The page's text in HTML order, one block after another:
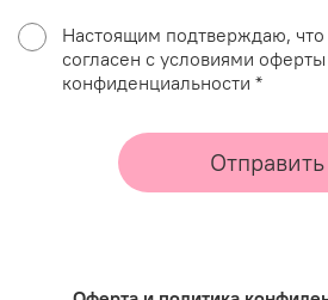
Настоящим подтверждаю,
согласен с условиями
конфиденциальности *
Отправить